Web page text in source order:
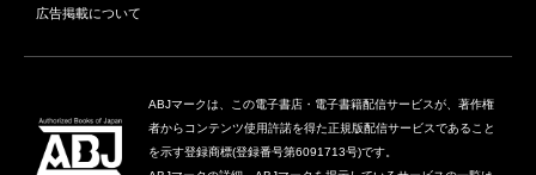
広告掲載について
ABJマークは、この電子書店・電子書籍配信サービスが、著作権
者からコンテンツ使用許諾を得た正規版配信サービスであること
を示す登録商標(登録番号第6091713号)です。